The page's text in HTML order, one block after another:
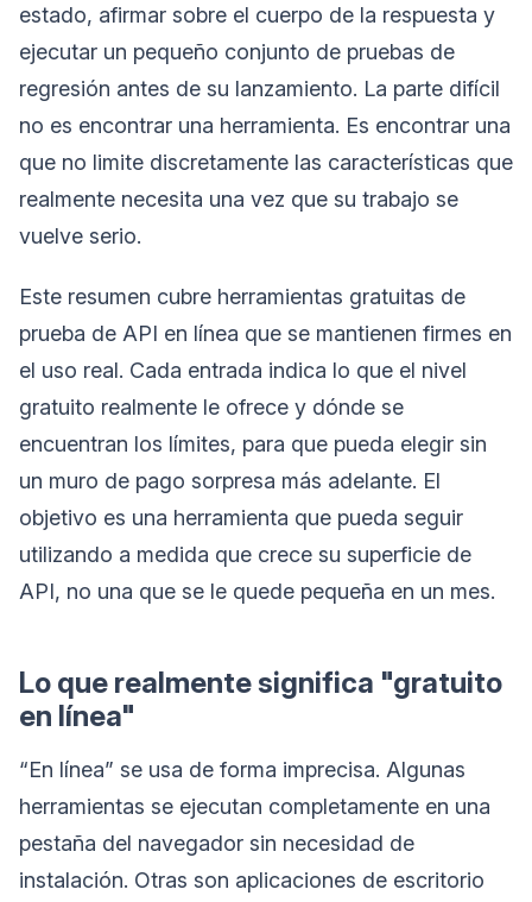
estado, afirmar sobre el cuerpo de la respuesta y
ejecutar un pequeño conjunto de pruebas de
regresión antes de su lanzamiento. La parte difícil
no es encontrar una herramienta. Es encontrar una
que no limite discretamente las características que
realmente necesita una vez que su trabajo se
vuelve serio.
Este resumen cubre herramientas gratuitas de
prueba de API en línea que se mantienen firmes en
el uso real. Cada entrada indica lo que el nivel
gratuito realmente le ofrece y dónde se
encuentran los límites, para que pueda elegir sin
un muro de pago sorpresa más adelante. El
objetivo es una herramienta que pueda seguir
utilizando a medida que crece su superficie de
API, no una que se le quede pequeña en un mes.
Lo que realmente significa "gratuito
en línea"
“En línea” se usa de forma imprecisa. Algunas
herramientas se ejecutan completamente en una
pestaña del navegador sin necesidad de
instalación. Otras son aplicaciones de escritorio